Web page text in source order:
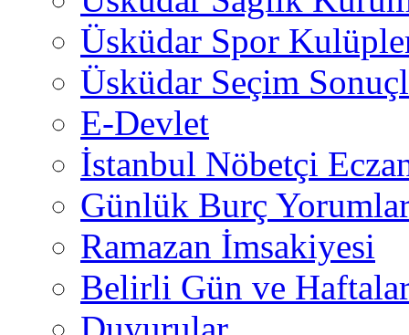
Üsküdar Spor
Üsküdar Seçim
E-Devlet
İstanbul Nöbetçi
Günlük Burç
Ramazan İmsakiyesi
Belirli Gün ve